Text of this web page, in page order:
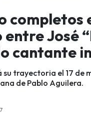
completos
José
cantante
trayectoria el 17 de
de Pablo Aguilera.